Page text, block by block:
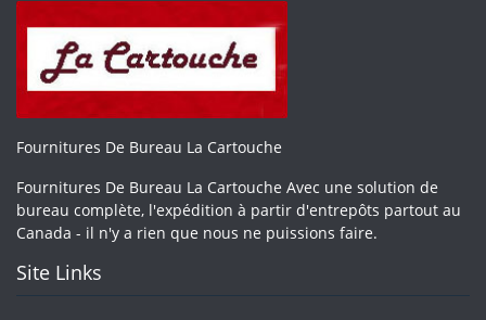
Fournitures De Bureau La Cartouche
Fournitures De Bureau La Cartouche Avec une solution de
bureau complète, l'expédition à partir d'entrepôts partout au
Canada - il n'y a rien que nous ne puissions faire.
Site Links